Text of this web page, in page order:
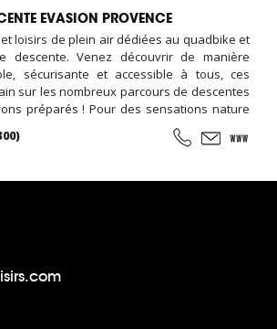
EVASION PROVENCE
loisirs de plein air dédiées au quadbike et
descente. Venez découvrir de manière
sécurisante et accessible à tous, ces
sur les nombreux parcours de descentes
préparés ! Pour des sensations nature
votre plus grand plaisir, nos quadbikes et
disposition, tout au long de l'année, en